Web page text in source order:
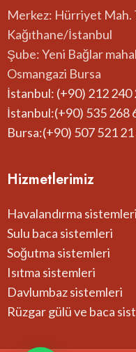
Merkez: Hürriyet Mah.
Kağıthane/İstanbul
Şube: Yeni Bağlar
Osmangazi Bursa
İstanbul: (+90) 212 240
İstanbul:(+90) 535 268
Bursa:(+90) 507 521
Hizmetlerimiz
Havalandırma sistemleri
Sulu baca sistemleri
Soğutma sistemleri
Isıtma sistemleri
Davlumbaz sistemleri
Rüzgar gülü ve baca